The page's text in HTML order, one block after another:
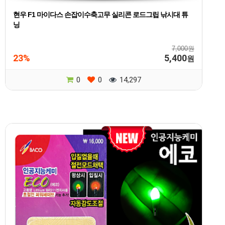
현우 F1 마이다스 손잡이수축고무 실리콘 로드그립 낚시대 튜
닝
7,000원
23% 5,400원
0 0 14,297